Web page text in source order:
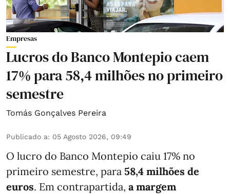
Empresas
Lucros do Banco Montepio caem
17% para 58,4 milhões no primeiro
semestre
Tomás Gonçalves Pereira
Publicado a: 05 Agosto 2026, 09:49
O lucro do Banco Montepio caiu 17% no
primeiro semestre, para 58,4 milhões de
euros. Em contrapartida, a margem